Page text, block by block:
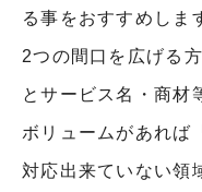
る事をおすすめしま
2つの間口を広げる
とサービス名・商
ボリュームがあれば
対応出来ていない領